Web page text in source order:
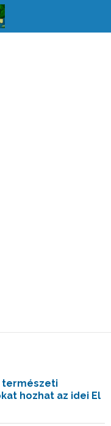
természeti
hozhat az idei El